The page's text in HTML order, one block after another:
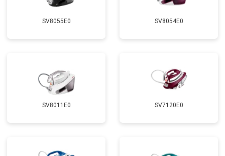
SV8055E0 SV8054E0
SV8011E0 SV7120E0